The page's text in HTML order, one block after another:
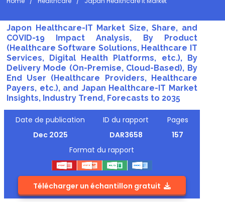
Japon Healthcare-IT Market Size, Share, and
COVID-19 Impact Analysis, By Product
(Healthcare Software Solutions, Healthcare IT
Services, Digital Health Platforms, etc.), By
Delivery Mode (On-Premise, Cloud-Based), By
End User (Healthcare Providers, Healthcare
Payers, etc.), and Japan Healthcare-IT Market
Insights, Industry Trend, Forecasts to 2035
Date de publication
Dec 2025
ID du rapport
DAR3658
Pages
157
Format du rapport
Télécharger un échantillon gratuit